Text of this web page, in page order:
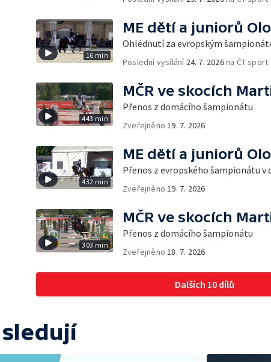
16 min
ME dětí a juniorů
Ohlédnutí za evropským
Poslední vysílání 24. 7. 2026na ČT sport
443 min
MČR ve skocích
Přenos z domácího šampionátu
Zveřejněno19. 7. 2026
432 min
ME dětí a juniorů
Přenos z evropského šampionátu v
Zveřejněno19. 7. 2026
303 min
MČR ve skocích
Přenos z domácího šampionátu
Zveřejněno18. 7. 2026
Dalších 10 dílů